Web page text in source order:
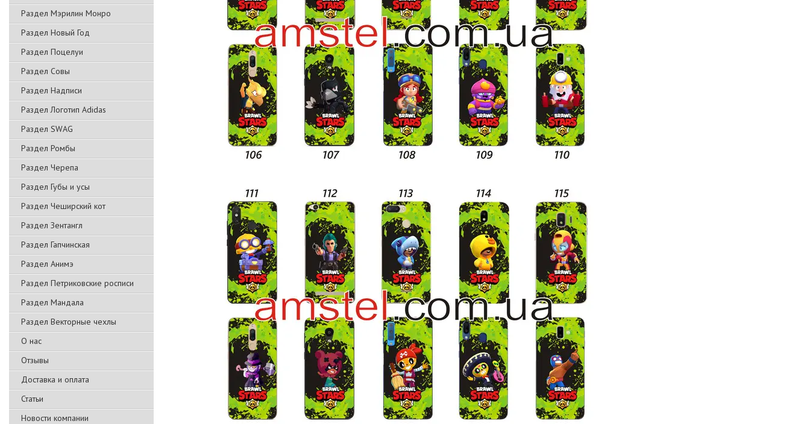
Раздел Мэрилин Монро
Раздел Новый Год
Раздел Поцелуи
Раздел Совы
Раздел Надписи
Раздел Логотип Adidas
Раздел SWAG
Раздел Ромбы
Раздел Черепа
Раздел Губы и усы
Раздел Чеширский кот
Раздел Зентангл
Раздел Гапчинская
Раздел Анимэ
Раздел Петриковские росписи
Раздел Мандала
Раздел Векторные чехлы
О нас
Отзывы
Доставка и оплата
Статьи
Новости компании